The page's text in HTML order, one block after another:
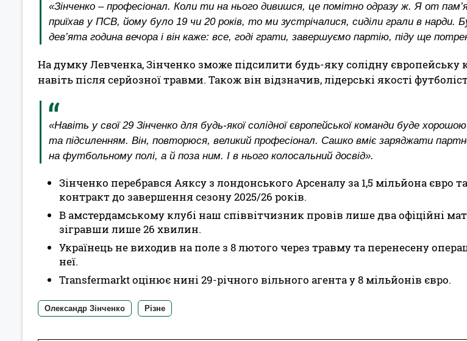
«Зінченко – професіонал. Коли ти на нього дивишся, це помітно одразу ж. Я от
приїхав у ПСВ, йому було 19 чи 20 років, то ми зустрічалися, сиділи грали в нарди.
дев’ята година вечора і він каже: все, годі грати, завершуємо партію, піду ще
На думку Левченка, Зінченко зможе підсилити будь-яку солідну європейську
навіть після серйозної травми. Також він відзначив, лідерські якості
«Навіть у свої 29 Зінченко для будь-якої солідної європейської команди буде
та підсиленням. Він, повторюся, великий професіонал. Сашко вміє заряджати
на футбольному полі, а й поза ним. І в нього колосальний досвід».
Зінченко перебрався Аяксу з лондонського Арсеналу за 1,5 мільйона євро
контракт до завершення сезону 2025/26 років.
В амстердамському клубі наш співвітчизник провів лише два офіційні
зігравши лише 26 хвилин.
Українець не виходив на поле з 8 лютого через травму та перенесену
неї.
Transfermarkt оцінює нині 29-річного вільного агента у 8 мільйонів євро.
Олександр Зінченко Різне